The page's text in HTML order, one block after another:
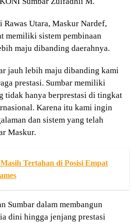
Utara, Maskur Nardef,
memiliki sistem pembinaan
maju dibanding daerahnya.
jauh lebih maju dibanding kami
prestasi. Sumbar memiliki
tidak hanya berprestasi di tingkat
Karena itu kami ingin
dan sistem yang telah
Maskur.
Tertahan di Posisi Empat
Sumbar dalam membangun
dini hingga jenjang prestasi